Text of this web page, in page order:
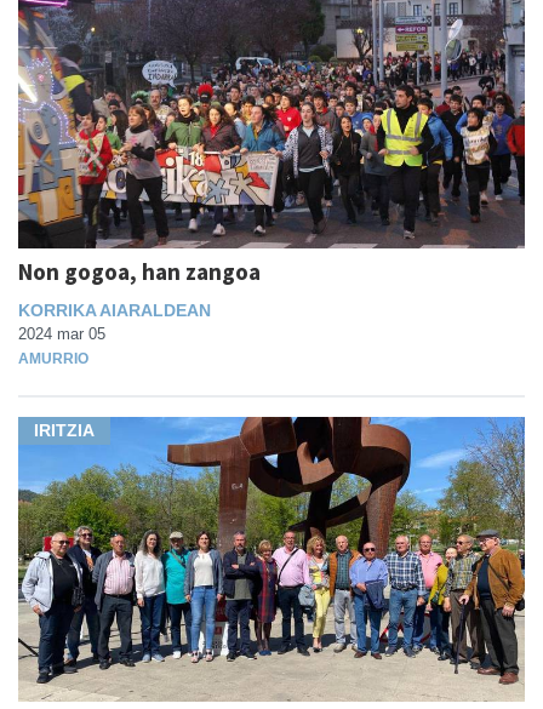
Non gogoa, han zangoa
KORRIKA AIARALDEAN
2024 mar 05
AMURRIO
IRITZIA